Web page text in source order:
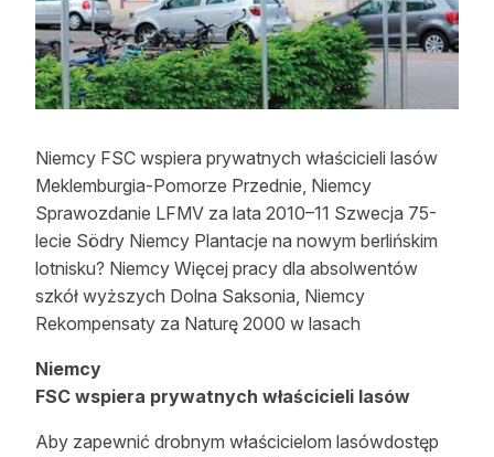
Z zagranicy
Edukacja
O nas
100 lat „Lasu Polskiego”
Prenumerata
Zostań autorem
Archiwum
Niemcy FSC wspiera prywatnych właścicieli lasów
Meklemburgia-Pomorze Przednie, Niemcy
Sprawozdanie LFMV za lata 2010–11 Szwecja 75-
lecie Södry Niemcy Plantacje na nowym berlińskim
lotnisku? Niemcy Więcej pracy dla absolwentów
szkół wyższych Dolna Saksonia, Niemcy
Rekompensaty za Naturę 2000 w lasach
Niemcy
FSC wspiera prywatnych właścicieli lasów
Aby zapewnić drobnym właścicielom lasówdostęp